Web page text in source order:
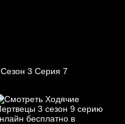
Сезон 3 Серия 7